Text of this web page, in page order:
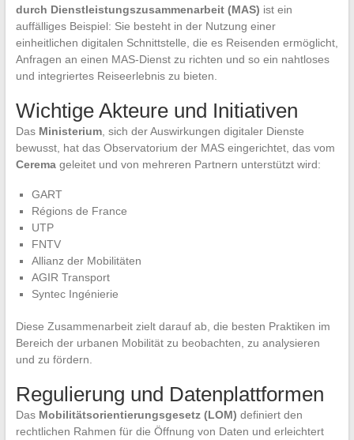
durch Dienstleistungszusammenarbeit (MAS) ist ein
auffälliges Beispiel: Sie besteht in der Nutzung einer
einheitlichen digitalen Schnittstelle, die es Reisenden ermöglicht,
Anfragen an einen MAS-Dienst zu richten und so ein nahtloses
und integriertes Reiseerlebnis zu bieten.
Wichtige Akteure und Initiativen
Das Ministerium, sich der Auswirkungen digitaler Dienste
bewusst, hat das Observatorium der MAS eingerichtet, das vom
Ceremageleitet und von mehreren Partnern unterstützt wird:
GART
Régions de France
UTP
FNTV
Allianz der Mobilitäten
AGIR Transport
Syntec Ingénierie
Diese Zusammenarbeit zielt darauf ab, die besten Praktiken im
Bereich der urbanen Mobilität zu beobachten, zu analysieren
und zu fördern.
Regulierung und Datenplattformen
Das Mobilitätsorientierungsgesetz (LOM) definiert den
rechtlichen Rahmen für die Öffnung von Daten und erleichtert